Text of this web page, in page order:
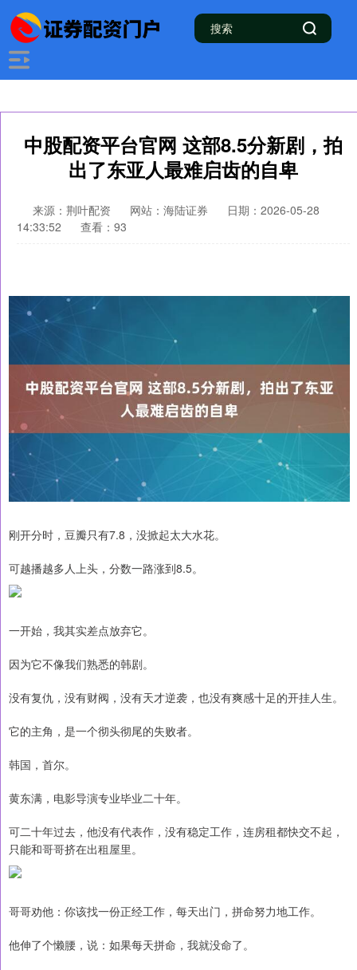
中股配资平台官网 这部8.5分新剧，拍
出了东亚人最难启齿的自卑
来源：荆叶配资 网站：海陆证券
日期：2026-05-28
14:33:52
查看：93
刚开分时，豆瓣只有7.8，没掀起太大水花。
可越播越多人上头，分数一路涨到8.5。
一开始，我其实差点放弃它。
因为它不像我们熟悉的韩剧。
没有复仇，没有财阀，没有天才逆袭，也没有爽感十足的开挂人生。
它的主角，是一个彻头彻尾的失败者。
韩国，首尔。
黄东满，电影导演专业毕业二十年。
可二十年过去，他没有代表作，没有稳定工作，连房租都快交不起，
只能和哥哥挤在出租屋里。
哥哥劝他：你该找一份正经工作，每天出门，拼命努力地工作。
他伸了个懒腰，说：如果每天拼命，我就没命了。